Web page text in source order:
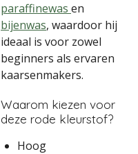
paraffinewas en
bijenwas, waardoor hij
ideaal is voor zowel
beginners als ervaren
kaarsenmakers.
Waarom kiezen voor
deze rode kleurstof?
Hoog